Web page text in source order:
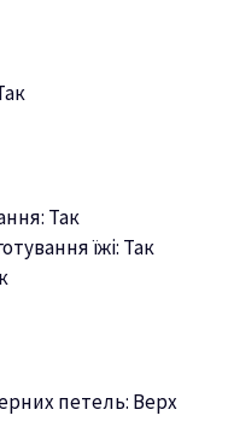
Так
їжі: Так
петель: Верх